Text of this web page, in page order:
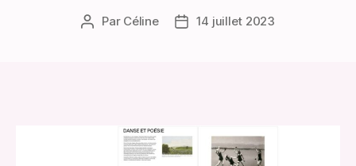
Auteur
Par Céline
Date14 juillet 2023